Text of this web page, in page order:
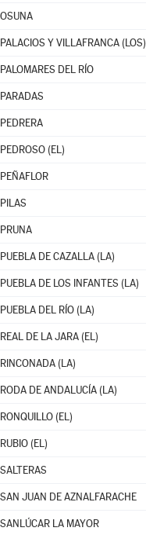
OSUNA
PALACIOS Y VILLAFRANCA (LOS)
PALOMARES DEL RÍO
PARADAS
PEDRERA
PEDROSO (EL)
PEÑAFLOR
PILAS
PRUNA
PUEBLA DE CAZALLA (LA)
PUEBLA DE LOS INFANTES (LA)
PUEBLA DEL RÍO (LA)
REAL DE LA JARA (EL)
RINCONADA (LA)
RODA DE ANDALUCÍA (LA)
RONQUILLO (EL)
RUBIO (EL)
SALTERAS
SAN JUAN DE AZNALFARACHE
SANLÚCAR LA MAYOR